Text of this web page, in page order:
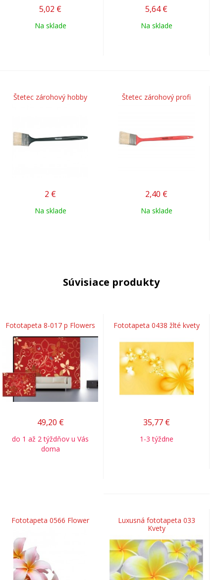
5,02 €
Na sklade
5,64 €
Na sklade
Štetec zárohový hobby
2 €
Na sklade
Štetec zárohový profi
2,40 €
Na sklade
Súvisiace produkty
Fototapeta 8-017 p Flowers
49,20 €
do 1 až 2 týždňov u Vás
doma
Fototapeta 0438 žlté kvety
35,77 €
1-3 týždne
Fototapeta 0566 Flower
Luxusná fototapeta 033
Kvety